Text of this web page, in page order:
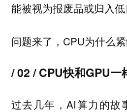
能被视为报废品或归入低
问题来了，CPU为什么
/ 02 / CPU快和GPU一
过去几年，AI算力的故